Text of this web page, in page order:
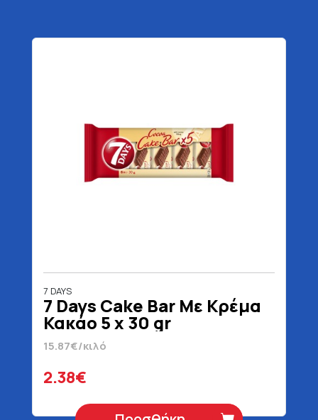
7 DAYS
7 Days Cake Bar Με Κρέμα
Κακάο 5 x 30 gr
15.87€/κιλό
2.38€